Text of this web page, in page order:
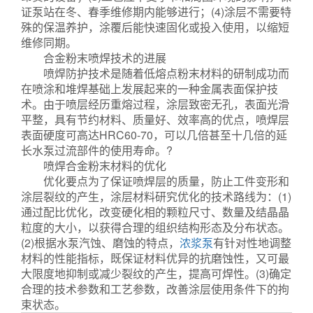
证泵站在冬、春季维修期内能够进行；(4)涂层不需要特
殊的保温养护，涂覆后能快速固化或投入使用，以缩短
维修同期。
合金粉末喷焊技术的进展
喷焊防护技术是随着低熔点粉末材料的研制成功而
在喷涂和堆焊基础上发展起来的一种金属表面保护技
术。由于喷层经历重熔过程，涂层致密无孔，表面光滑
平整，具有节约材料、质量好、效率高的优点，喷焊层
表面硬度可高达HRC60-70，可以几倍甚至十几倍的延
长水泵过流部件的使用寿命。?
喷焊合金粉末材料的优化
优化要点为了保证喷焊层的质量，防止工件变形和
涂层裂纹的产生，涂层材料研究优化的技术路线为：(1)
通过配比优化，改变硬化相的颗粒尺寸、数量及结晶晶
粒度的大小，以获得合理的组织结构形态及分布状态。
(2)根据水泵汽蚀、磨蚀的特点， 浓浆泵有针对性地调整
材料的性能指标，既保证材料优异的抗磨蚀性，又可最
大限度地抑制或减少裂纹的产生，提高可焊性。(3)确定
合理的技术参数和工艺参数，改善涂层使用条件下的拘
束状态。